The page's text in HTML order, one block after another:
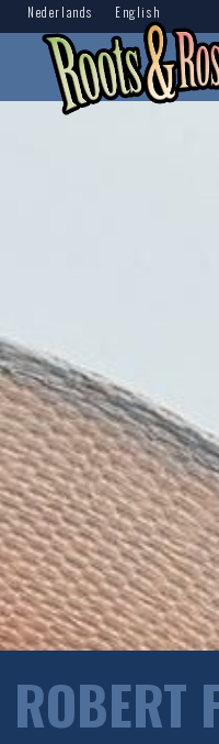
Nederlands English
ROBERT